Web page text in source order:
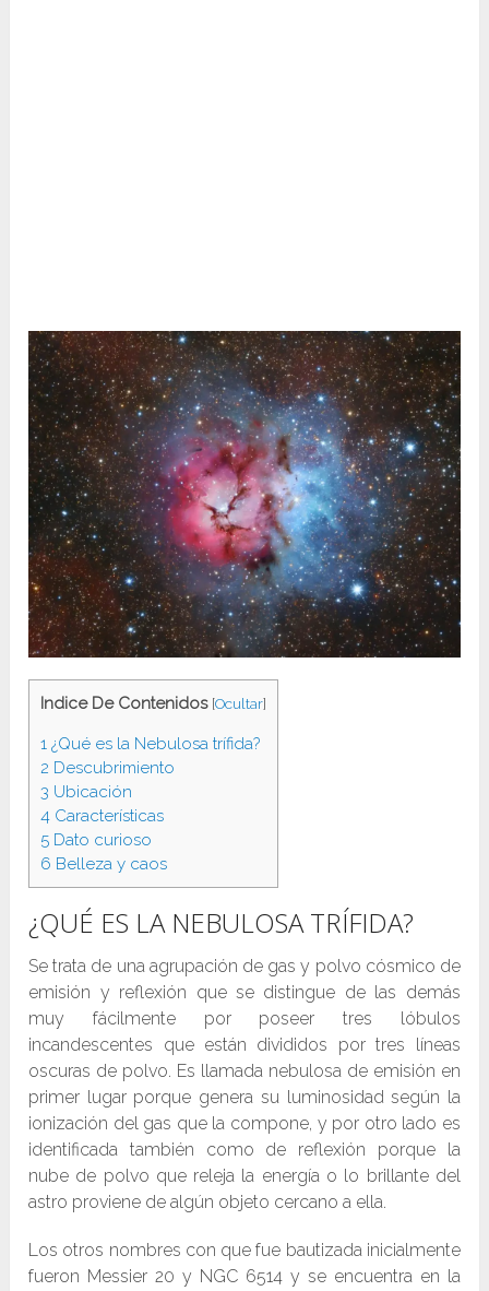
Indice De Contenidos [Ocultar]
1 ¿Qué es la Nebulosa trífida?
2 Descubrimiento
3 Ubicación
4 Características
5 Dato curioso
6 Belleza y caos
¿QUÉ ES LA NEBULOSA TRÍFIDA?
Se trata de una agrupación de gas y polvo cósmico de
emisión y reflexión que se distingue de las demás
muy fácilmente por poseer tres lóbulos
incandescentes que están divididos por tres líneas
oscuras de polvo. Es llamada nebulosa de emisión en
primer lugar porque genera su luminosidad según la
ionización del gas que la compone, y por otro lado es
identificada también como de reflexión porque la
nube de polvo que releja la energía o lo brillante del
astro proviene de algún objeto cercano a ella.
Los otros nombres con que fue bautizada inicialmente
fueron Messier 20 y NGC 6514 y se encuentra en la